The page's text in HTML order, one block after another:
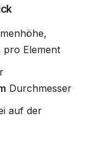
pro Element
Durchmesser
auf der